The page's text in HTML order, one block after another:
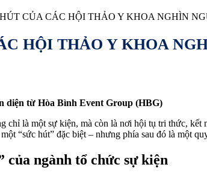
CỦA CÁC HỘI THẢO Y KHOA NGHÌN
HỘI THẢO Y KHOA
diện từ Hòa Bình Event Group (HBG)
là một sự kiện, mà còn là nơi hội tụ tri thức,
“sức hút” đặc biệt – nhưng phía sau đó là một
của ngành tổ chức sự kiện